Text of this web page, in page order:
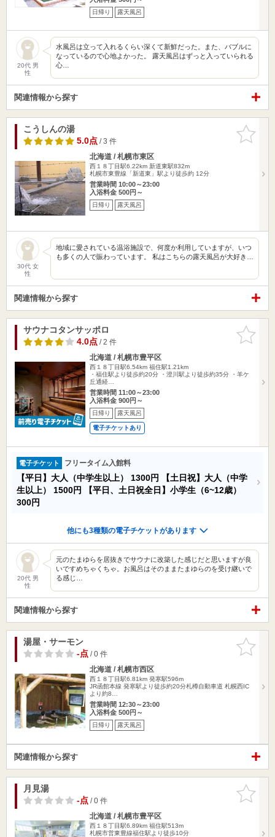
日帰り 露天風呂
20代 男
性
水風呂は立って入れるくらい深くて新鮮だった。また、バブルに
なっているので心地よかった。 露天風呂はずっと入っていられる
心…
関連情報から探す
お気に入
りに追加
こうしんの湯
5.0点/ 3 件
北海道 / 札幌市東区
西１８丁目駅6.22km 新道東駅832m
札幌市東豊線「新道東」駅より徒歩約 12分
営業時間 10:00～23:00
入浴料金 500円～
日帰り 露天風呂
30代 女
性
地域に愛されている温浴施設で、何度か利用していますが、いつ
も多くの人で賑わっています。 私はこちらの露天風呂が大好き…
関連情報から探す
お気に入
りに追加
サウナコタンサッポロ
4.0点/ 2 件
北海道 / 札幌市豊平区
西１８丁目駅6.54km 福住駅1.21km
・福住駅より徒歩約20分 ・澄川駅より徒歩約35分 ・羊ケ
丘通経…
営業時間 11:00～23:00
入浴料金 900円～
日帰り 露天風呂
電子チケットあり
電子チケット フリータイム入館料
【平日】大人（中学生以上） 1300円
【土日祝】大人（中学
生以上） 1500円
【平日、土日祝全日】小学生（6~12歳）
300円
他にも3種類の電子チケットがあります
20代 男
性
元のたまゆらを居抜きでサウナに改築した感じだと思いますが良
いですめちゃくちゃ。お風呂はそのままたまゆらのを受け継いで
る感じ…
関連情報から探す
お気に入
りに追加
湯屋・サーモン
-点/ 0 件
北海道 / 札幌市西区
西１８丁目駅6.81km 発寒駅596m
JR函館本線 発寒駅より徒歩約20分札樽自動車道 札幌西IC
より約8…
営業時間 12:30～23:00
入浴料金 500円～
日帰り 露天風呂
関連情報から探す
お気に入
りに追加
月見湯
-点/ 0 件
北海道 / 札幌市豊平区
西１８丁目駅6.89km 福住駅513m
札幌市営東豊線福住駅より徒歩10分